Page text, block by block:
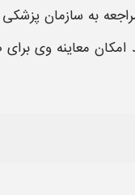
به سازمان پزشکی
امکان معاینه وی برای